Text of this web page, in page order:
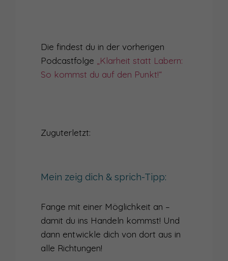
Die findest du in der vorherigen
Podcastfolge
„Klarheit statt Labern:
So kommst du auf den Punkt!“
Zuguterletzt:
Mein zeig dich & sprich-Tipp:
Fange mit einer Möglichkeit an –
damit du ins Handeln kommst! Und
dann entwickle dich von dort aus in
alle Richtungen!